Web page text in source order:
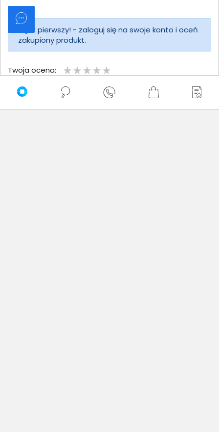
Bądź pierwszy! - zaloguj się na swoje konto i oceń
zakupiony produkt.
Twoja ocena:
Twoje imię